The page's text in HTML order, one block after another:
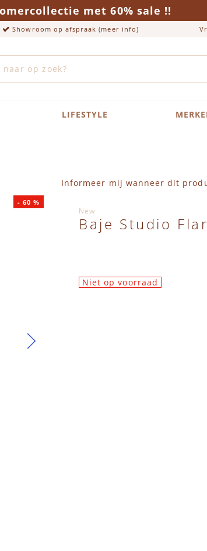
met 60% sale !!
Showroom op afspraak (meer info)
LIFESTYLE
- 60 %
Informeer mij wanneer dit
New
Baje Studio
Niet op voorraad